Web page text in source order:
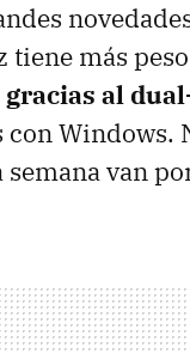
tiene más
gracias al
con Windows.
semana van